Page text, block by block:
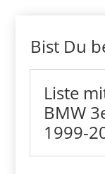
Bist Du
Liste
BMW
1999-